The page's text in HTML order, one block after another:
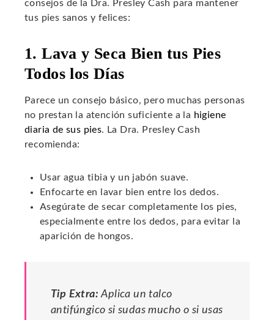
consejos de la Dra. Presley Cash para mantener
tus pies sanos y felices:
1. Lava y Seca Bien tus Pies
Todos los Días
Parece un consejo básico, pero muchas personas
no prestan la atención suficiente a la higiene
diaria de sus pies. La Dra. Presley Cash
recomienda:
Usar agua tibia y un jabón suave.
Enfocarte en lavar bien entre los dedos.
Asegúrate de secar completamente los pies,
especialmente entre los dedos, para evitar la
aparición de hongos.
Tip Extra: Aplica un talco
antifúngico si sudas mucho o si usas